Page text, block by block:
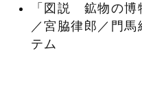
「図説 鉱物の博
／宮脇律郎／門
テム